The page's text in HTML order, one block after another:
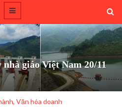
giáo Việt Nam 20/11
, Văn hóa doanh